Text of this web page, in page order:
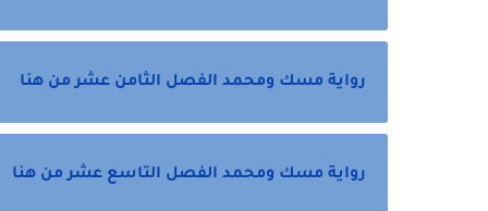
رواية مسك ومحمد الفصل الثامن عشر من هنا
رواية مسك ومحمد الفصل التاسع عشر من هنا